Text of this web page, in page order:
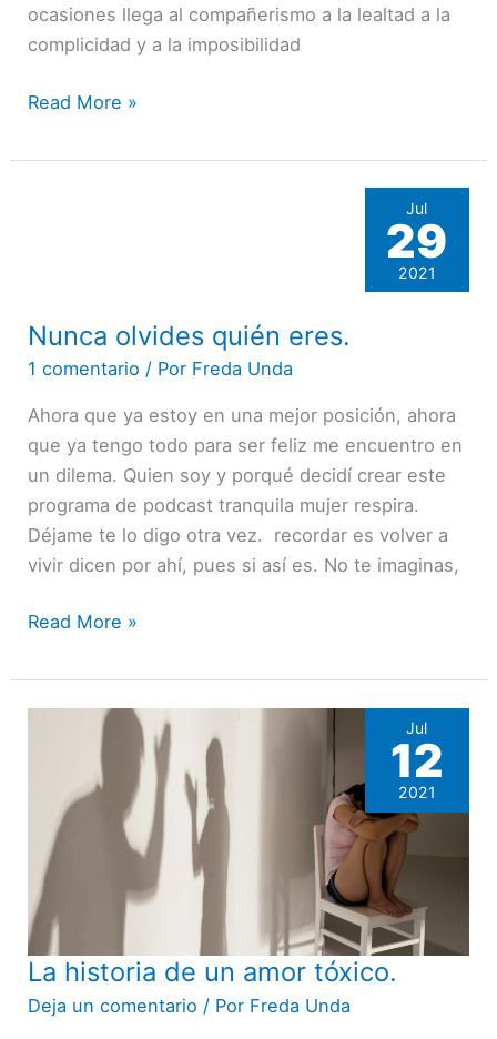
ocasiones llega al compañerismo a la lealtad a la
complicidad y a la imposibilidad
Read More »
Nunca olvides quién eres.
1 comentario / Por Freda Unda
Ahora que ya estoy en una mejor posición, ahora
que ya tengo todo para ser feliz me encuentro en
un dilema. Quien soy y porqué decidí crear este
programa de podcast tranquila mujer respira.
Déjame te lo digo otra vez. recordar es volver a
vivir dicen por ahí, pues si así es. No te imaginas,
Nunca
olvides
eres.
Read More »
Jul
29
2021
La historia de un amor tóxico.
Deja un comentario / Por Freda Unda
La
historia
Jul
12
2021